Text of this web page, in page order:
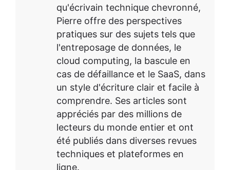
qu'écrivain technique chevronné,
Pierre offre des perspectives
pratiques sur des sujets tels que
l'entreposage de données, le
cloud computing, la bascule en
cas de défaillance et le SaaS, dans
un style d'écriture clair et facile à
comprendre. Ses articles sont
appréciés par des millions de
lecteurs du monde entier et ont
été publiés dans diverses revues
techniques et plateformes en
ligne.